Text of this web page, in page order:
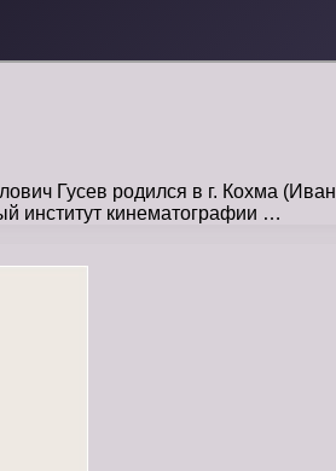
Гусев родился в г. Кохма
институт кинематографии …